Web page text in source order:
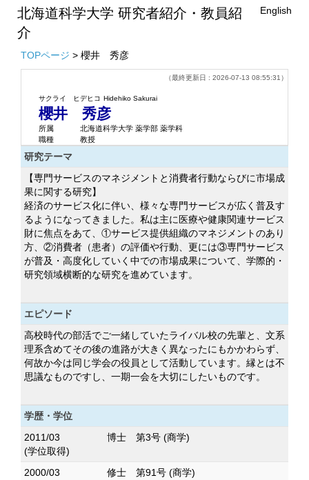
北海道科学大学 研究者紹介・教員紹
介
English
TOPページ > 櫻井 秀彦
（最終更新日 : 2026-07-13 08:55:31）
サクライ ヒデヒコ Hidehiko Sakurai
櫻井 秀彦
所属
北海道科学大学 薬学部 薬学科
職種
教授
研究テーマ
【専門サービスのマネジメントと消費者行動ならびに市場成
果に関する研究】
経済のサービス化に伴い、様々な専門サービスが広く普及す
るようになってきました。私は主に医療や健康関連サービス
財に焦点をあて、①サービス提供組織のマネジメントのあり
方、②消費者（患者）の評価や行動、更には③専門サービス
が普及・高度化していく中での市場成果について、学際的・
研究領域横断的な研究を進めています。
エピソード
高校時代の部活でご一緒していたライバル校の先輩と、文系
理系含めてその後の進路が大きく異なったにもかかわらず、
何故か今は同じ学会の役員として活動しています。縁とは不
思議なものですし、一期一会を大切にしたいものです。
学歴・学位
2011/03
(学位取得)
博士 第3号 (商学)
2000/03
修士 第91号 (商学)